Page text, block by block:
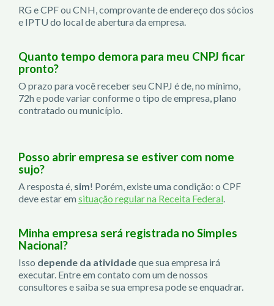
RG e CPF ou CNH, comprovante de endereço dos sócios
e IPTU do local de abertura da empresa.
Quanto tempo demora para meu CNPJ ficar
pronto?
O prazo para você receber seu CNPJ é de, no mínimo,
72h e pode variar conforme o tipo de empresa, plano
contratado ou município.
Posso abrir empresa se estiver com nome
sujo?
A resposta é, sim! Porém, existe uma condição: o CPF
deve estar emsituação regular na Receita Federal.
Minha empresa será registrada no Simples
Nacional?
Isso depende da atividadeque sua empresa irá
executar. Entre em contato com um de nossos
consultores e saiba se sua empresa pode se enquadrar.